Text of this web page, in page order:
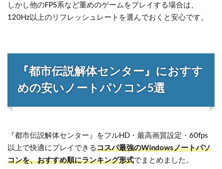
しかし他のFPS系など重めのゲームをプレイする場合は、
120Hz以上のリフレッシュレートを選んでおくと安心です。
『都市伝説解体センター』におすす
めの安いノートパソコン5選
『都市伝説解体センター』をフルHD・最高画質設定・60fps
以上で快適にプレイできるコスパ最強のWindowsノートパソ
コンを、おすすめ順にランキング形式でまとめました。